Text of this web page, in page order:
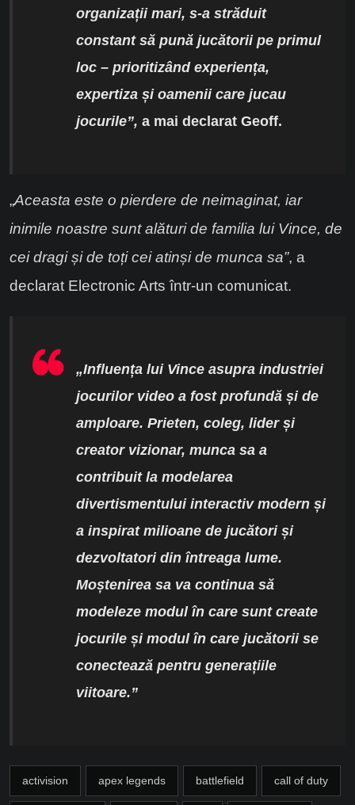
organizații mari, s-a străduit
constant să pună jucătorii pe primul
loc – prioritizând experiența,
expertiza și oamenii care jucau
jocurile”, a mai declarat Geoff.
„Aceasta este o pierdere de neimaginat, iar
inimile noastre sunt alături de familia lui Vince, de
cei dragi și de toți cei atinși de munca sa”, a
declarat Electronic Arts într-un comunicat.
„Influența lui Vince asupra industriei
jocurilor video a fost profundă și de
amploare. Prieten, coleg, lider și
creator vizionar, munca sa a
contribuit la modelarea
divertismentului interactiv modern și
a inspirat milioane de jucători și
dezvoltatori din întreaga lume.
Moștenirea sa va continua să
modeleze modul în care sunt create
jocurile și modul în care jucătorii se
conectează pentru generațiile
viitoare.”
activision apex legends battlefield call of duty